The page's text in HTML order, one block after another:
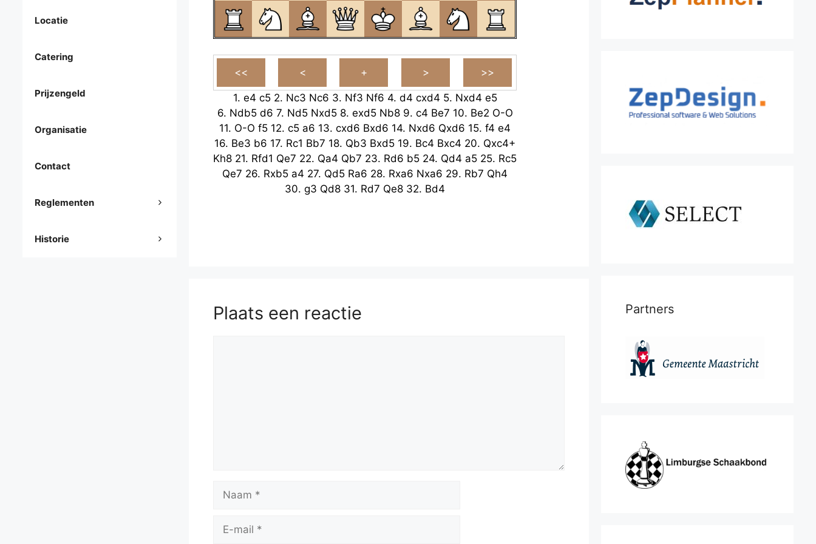
1. e4 c5 2. Nc3 Nc6 3. Nf3 Nf6 4. d4 cxd4 5. Nxd4 e5
6. Ndb5 d6 7. Nd5 Nxd5 8. exd5 Nb8 9. c4 Be7 10. Be2 O-O
11. O-O f5 12. c5 a6 13. cxd6 Bxd6 14. Nxd6 Qxd6 15. f4 e4
16. Be3 b6 17. Rc1 Bb7 18. Qb3 Bxd5 19. Bc4 Bxc4 20. Qxc4+
Kh8 21. Rfd1 Qe7 22. Qa4 Qb7 23. Rd6 b5 24. Qd4 a5 25. Rc5
Qe7 26. Rxb5 a4 27. Qd5 Ra6 28. Rxa6 Nxa6 29. Rb7 Qh4
30. g3 Qd8 31. Rd7 Qe8 32. Bd4
Plaats een reactie
mail
Locatie
Catering
Prijzengeld
Organisatie
Contact
Reglementen
Historie
Partners